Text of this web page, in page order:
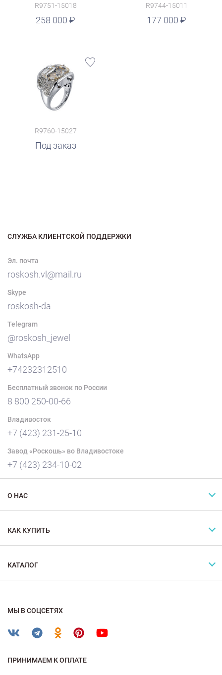
R9751-15018
258 000
R9744-15011
177 000
руб.
R9760-15027
Под заказ
СЛУЖБА КЛИЕНТСКОЙ ПОДДЕРЖКИ
Эл. почта
roskosh.vl@mail.ru
Skype
roskosh-da
Telegram
@roskosh_jewel
WhatsApp
+74232312510
Бесплатный звонок по России
8 800 250-00-66
Владивосток
+7 (423) 231-25-10
Завод «Роскошь» во Владивостоке
+7 (423) 234-10-02
О НАС
КАК КУПИТЬ
КАТАЛОГ
МЫ В СОЦСЕТЯХ
ПРИНИМАЕМ К ОПЛАТЕ